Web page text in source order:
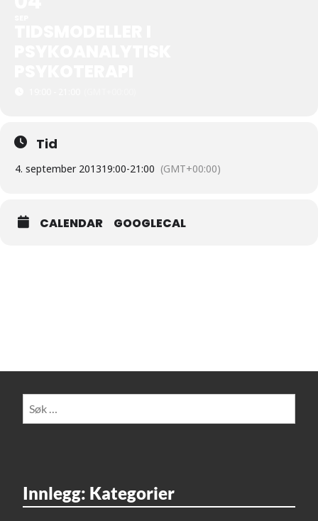
Tid
4. september 201319:00-21:00 (GMT+00:00)
CALENDAR GOOGLECAL
etter:
Innlegg: Kategorier